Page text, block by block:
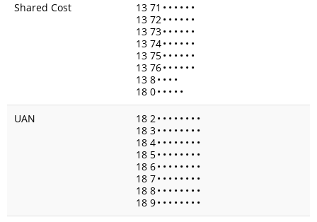
Shared Cost
13 71 • • • • • •
13 72• • • • • •
13 73• • • • • •
13 74• • • • • •
13 75• • • • • •
13 76• • • • • •
13 8• • • •
18 0• • • • •
UAN
18 2• • • • • • • •
18 3• • • • • • • •
18 4• • • • • • • •
18 5• • • • • • • •
18 6• • • • • • • •
18 7• • • • • • • •
18 8• • • • • • • •
18 9• • • • • • • •